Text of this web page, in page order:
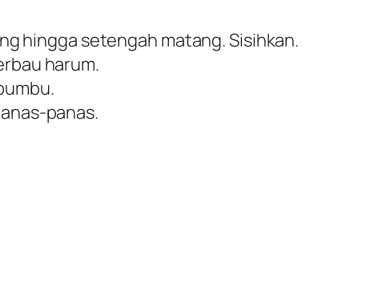
hingga setengah matang. Sisihkan.
harum.
panas.